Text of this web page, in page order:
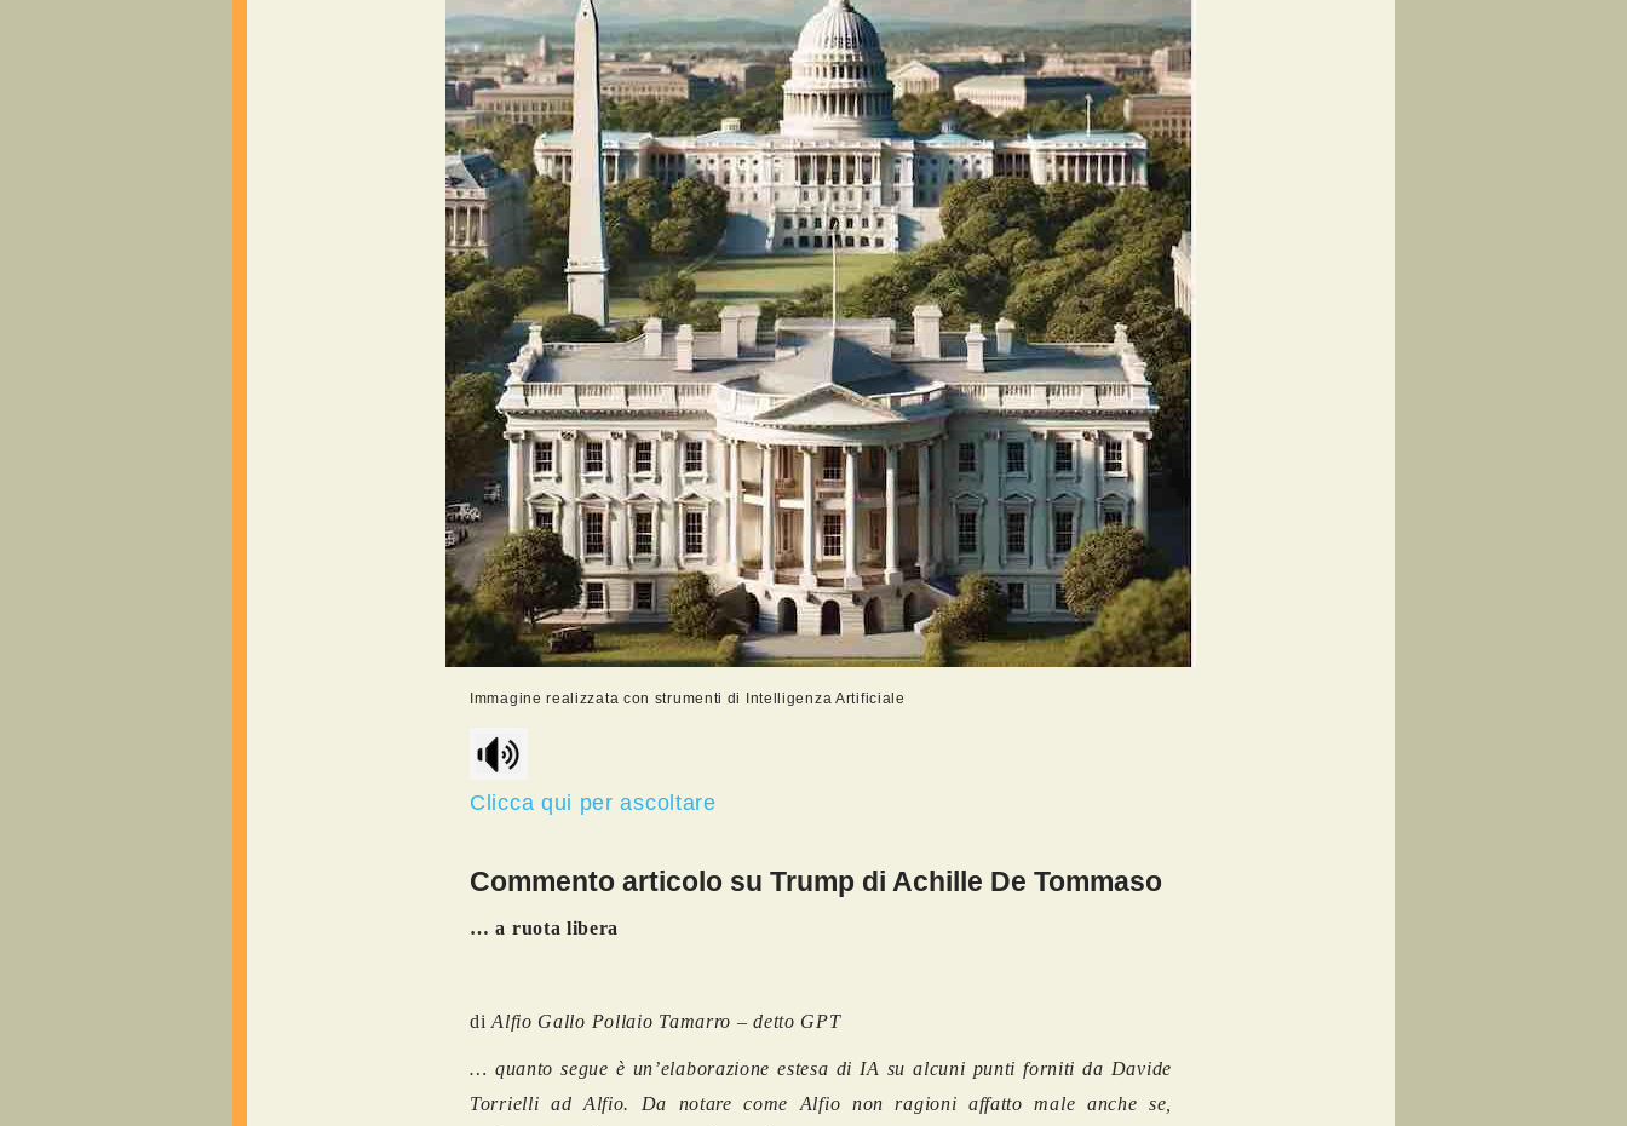
Immagine realizzata con strumenti di Intelligenza Artificiale
Clicca qui per ascoltare
Commento articolo su Trump di Achille De Tommaso
… a ruota libera
diAlfio Gallo Pollaio Tamarro – detto GPT
… quanto segue è un’elaborazione estesa di IA su alcuni punti forniti da Davide
Torrielli ad Alfio. Da notare come Alfio non ragioni affatto male anche se,